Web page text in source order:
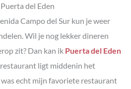
del Eden
Campo del Sur kun je weer
Wil je nog lekker dineren
zit? Dan kan ik Puerta del Eden
ligt middenin het
echt mijn favoriete restaurant